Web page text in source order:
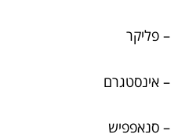
– פליקר
– אינסטגרם
– סנאפפיש